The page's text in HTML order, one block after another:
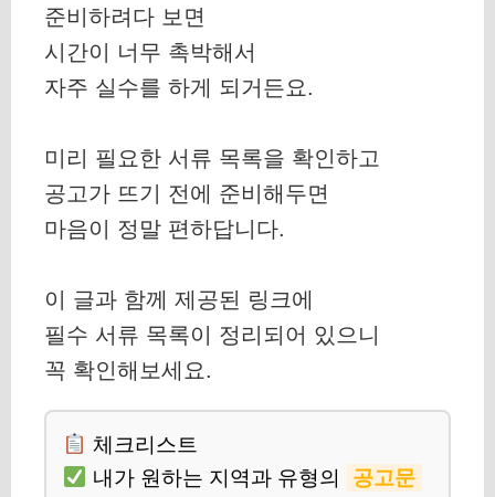
준비하려다 보면
시간이 너무 촉박해서
자주 실수를 하게 되거든요.
미리 필요한 서류 목록을 확인하고
공고가 뜨기 전에 준비해두면
마음이 정말 편하답니다.
이 글과 함께 제공된 링크에
필수 서류 목록이 정리되어 있으니
꼭 확인해보세요.
체크리스트
내가 원하는 지역과 유형의
공고문